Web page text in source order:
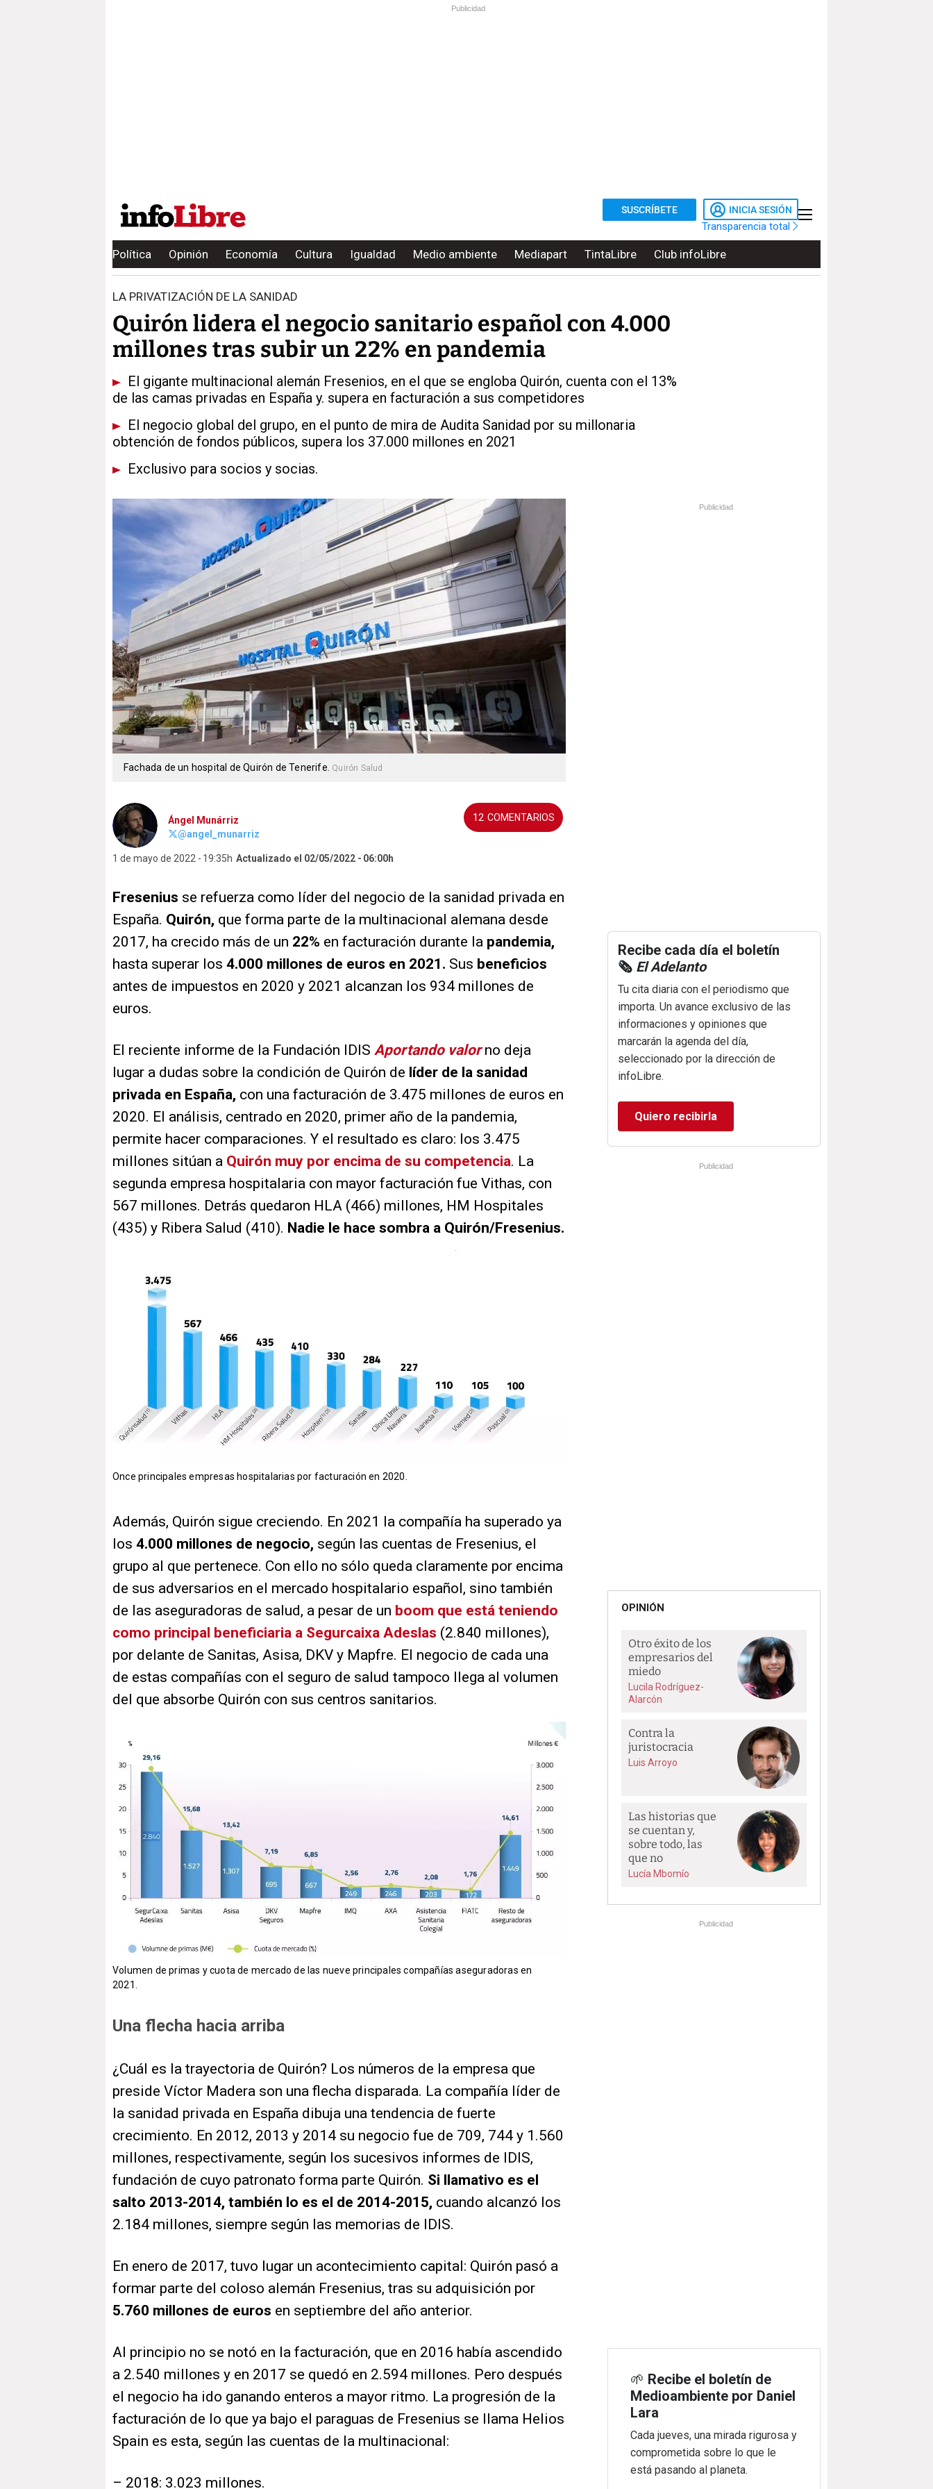
Publicidad
SUSCRÍBETE INICIA SESIÓN
Transparencia total
Política Opinión Economía Cultura Igualdad Medio ambiente Mediapart TintaLibre Club infoLibre
LA PRIVATIZACIÓN DE LA SANIDAD
Quirón lidera el negocio sanitario español con 4.000
millones tras subir un 22% en pandemia
El gigante multinacional alemán Fresenios, en el que se engloba Quirón, cuenta con el 13%
de las camas privadas en España y. supera en facturación a sus competidores
El negocio global del grupo, en el punto de mira de Audita Sanidad por su millonaria
obtención de fondos públicos, supera los 37.000 millones en 2021
Exclusivo para socios y socias.
Fachada de un hospital de Quirón de Tenerife. Quirón Salud
Ángel Munárriz
@angel_munarriz
1 de mayo de 2022 19:35h Actualizado el 02/05/2022 06:00h
12
Fresenius se refuerza como líder del negocio de la sanidad privada en
España. Quirón, que forma parte de la multinacional alemana desde
2017, ha crecido más de un 22% en facturación durante la pandemia,
hasta superar los 4.000 millones de euros en 2021. Sus beneficios
antes de impuestos en 2020 y 2021 alcanzan los 934 millones de
euros.
El reciente informe de la Fundación IDIS Aportando valorno deja
lugar a dudas sobre la condición de Quirón de líder de la sanidad
privada en España, con una facturación de 3.475 millones de euros en
2020. El análisis, centrado en 2020, primer año de la pandemia,
permite hacer comparaciones. Y el resultado es claro: los 3.475
millones sitúan a Quirón muy por encima de su competencia. La
segunda empresa hospitalaria con mayor facturación fue Vithas, con
567 millones. Detrás quedaron HLA (466) millones, HM Hospitales
(435) y Ribera Salud (410). Nadie le hace sombra a Quirón/Fresenius.
Once principales empresas hospitalarias por facturación en 2020.
Además, Quirón sigue creciendo. En 2021 la compañía ha superado ya
los 4.000 millones de negocio, según las cuentas de Fresenius, el
grupo al que pertenece. Con ello no sólo queda claramente por encima
de sus adversarios en el mercado hospitalario español, sino también
de las aseguradoras de salud, a pesar de un boom que está teniendo
como principal beneficiaria a Segurcaixa Adeslas (2.840 millones),
por delante de Sanitas, Asisa, DKV y Mapfre. El negocio de cada una
de estas compañías con el seguro de salud tampoco llega al volumen
del que absorbe Quirón con sus centros sanitarios.
Volumen de primas y cuota de mercado de las nueve principales compañías aseguradoras en
2021.
Una flecha hacia arriba
¿Cuál es la trayectoria de Quirón? Los números de la empresa que
preside Víctor Madera son una flecha disparada. La compañía líder de
la sanidad privada en España dibuja una tendencia de fuerte
crecimiento. En 2012, 2013 y 2014 su negocio fue de 709, 744 y 1.560
millones, respectivamente, según los sucesivos informes de IDIS,
fundación de cuyo patronato forma parte Quirón. Si llamativo es el
salto 2013-2014, también lo es el de 2014-2015, cuando alcanzó los
2.184 millones, siempre según las memorias de IDIS.
En enero de 2017, tuvo lugar un acontecimiento capital: Quirón pasó a
formar parte del coloso alemán Fresenius, tras su adquisición por
5.760 millones de euros en septiembre del año anterior.
Al principio no se notó en la facturación, que en 2016 había ascendido
a 2.540 millones y en 2017 se quedó en 2.594 millones. Pero después
el negocio ha ido ganando enteros a mayor ritmo. La progresión de la
facturación de lo que ya bajo el paraguas de Fresenius se llama Helios
Spain es esta, según las cuentas de la multinacional:
– 2018: 3.023 millones.
Publicidad
Recibe cada día el boletín
🗞️ El Adelanto
Tu cita diaria con el periodismo que
importa. Un avance exclusivo de las
informaciones y opiniones que
marcarán la agenda del día,
seleccionado por la dirección de
infoLibre.
Quiero recibirla
Publicidad
OPINIÓN
Otro éxito de los
empresarios del
miedo
Lucila Rodríguez-
Alarcón
Contra la
juristocracia
Luis Arroyo
Las historias que
se cuentan y,
sobre todo, las
que no
Lucía Mbomío
Publicidad
🌱 Recibe el boletín de
Medioambiente por Daniel
Lara
Cada jueves, una mirada rigurosa y
comprometida sobre lo que le
está pasando al planeta.